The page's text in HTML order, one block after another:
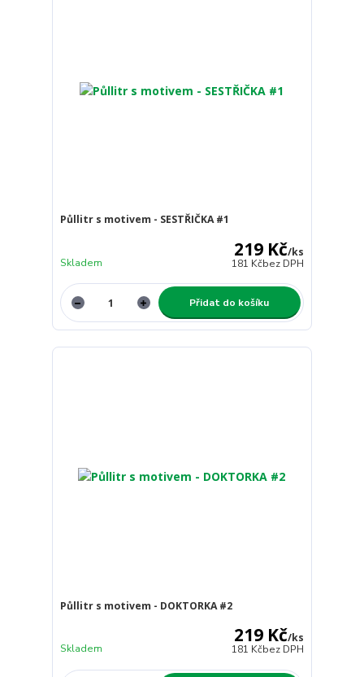
Půllitr s motivem - SESTŘIČKA #1
219 Kč/ks
181 Kčbez DPH
Skladem
Přidat do košíku
Půllitr s motivem - DOKTORKA #2
219 Kč/ks
181 Kčbez DPH
Skladem